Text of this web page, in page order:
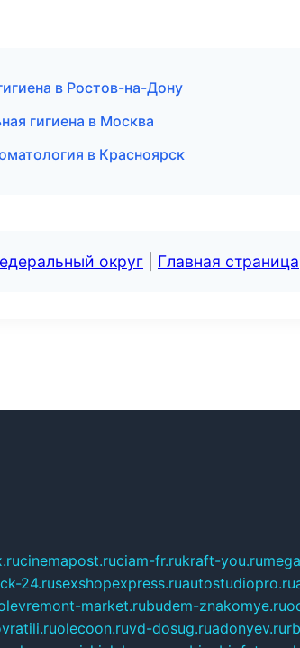
в Ростов-на-Дону
гигиена в Москва
в Красноярск
округ Главная страница
cinemapost.ruciam-fr.rukraft-you.ru
24.rusexshopexpress.ruautostudiopro.ru
market.rubudem-znakomye.ru
olecoon.ruvd-dosug.ruadonyev.ru